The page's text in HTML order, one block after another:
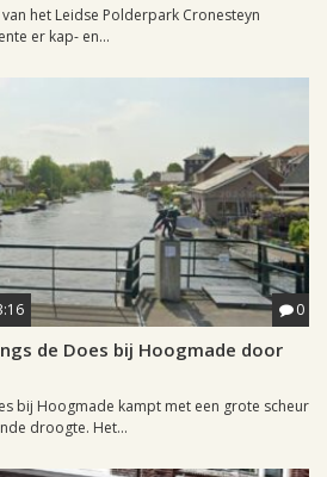
het Leidse Polderpark Cronesteyn
er kap- en...
0
de Does bij Hoogmade door
bij Hoogmade kampt met een grote scheur
droogte. Het...